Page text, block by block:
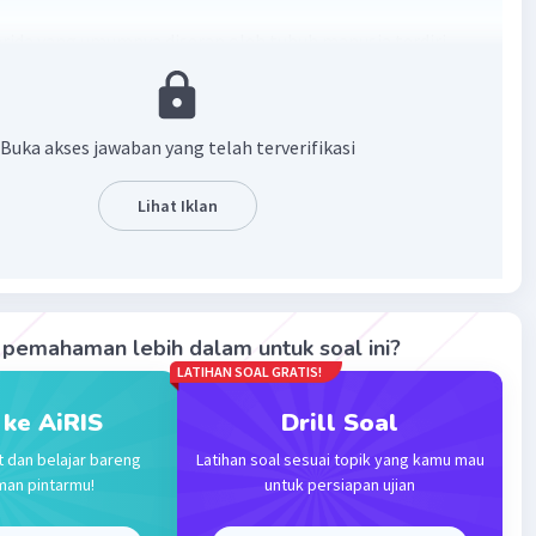
glukosa, fruktosa, dan galaktosa.
akan memecah karbohidrat kompleks menjadi
ini, yang kemudian diserap oleh usus ke dalam aliran
digunakan sebagai sumber energi.
jangan lupa jadikan jawaban terbaik🥰🥰🙏
Buka akses jawaban yang telah terverifikasi
Lihat Iklan
lebih dalam untuk soal ini?
AiRIS
dan belajar bareng
pintarmu!
LATIHAN SOAL GRATIS!
Drill Soal
Latihan soal sesuai topik yang kamu mau
untuk persiapan ujian